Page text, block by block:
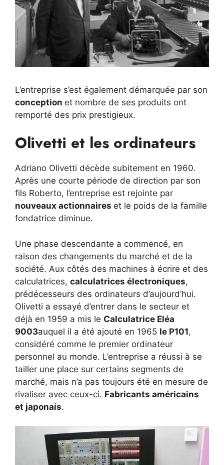
L’entreprise s’est également démarquée par son
conception et nombre de ses produits ont
remporté des prix prestigieux.
Olivetti et les ordinateurs
Adriano Olivetti décède subitement en 1960.
Après une courte période de direction par son
fils Roberto, l’entreprise est rejointe par
nouveaux actionnaires et le poids de la famille
fondatrice diminue.
Une phase descendante a commencé, en
raison des changements du marché et de la
société. Aux côtés des machines à écrire et des
calculatrices, calculatrices électroniques,
prédécesseurs des ordinateurs d’aujourd’hui.
Olivetti a essayé d’entrer dans le secteur et
déjà en 1959 a mis le Calculatrice Eléa
9003auquel il a été ajouté en 1965 le P101,
considéré comme le premier ordinateur
personnel au monde. L’entreprise a réussi à se
tailler une place sur certains segments de
marché, mais n’a pas toujours été en mesure de
rivaliser avec ceux-ci. Fabricants américains
et japonais.